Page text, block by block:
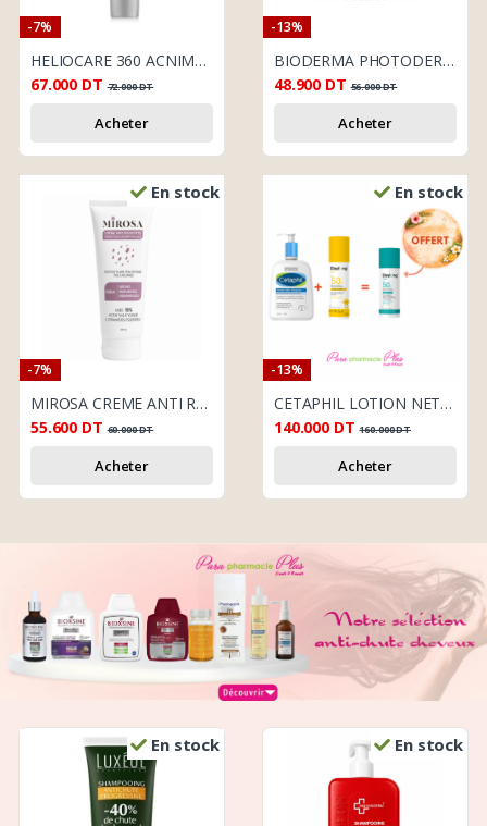
-7%
HELIOCARE 360 ACNIMAT
67.000 DT 72.000DT
Acheter
-13%
BIODERMA PHOTODERM XDEFENSE ULTRA FLUID INVISIBLE SPF50
48.900 DT 56.000DT
Acheter
En stock
-7%
MIROSA CREME ANTI RUGOSITE 200ML
55.600 DT 60.000DT
Acheter
En stock
-13%
CETAPHIL LOTION NETTOYANTE 470 ML + DAYLONG KIDS LAIT SOLAIRE SPF50 150 ML NEW + DAYLONG FACE SENSITIVE SPF 50+ OFFERT
140.000 DT 160.000DT
Acheter
En stock En stock